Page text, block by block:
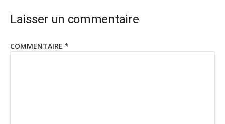
Laisser un commentaire
COMMENTAIRE *